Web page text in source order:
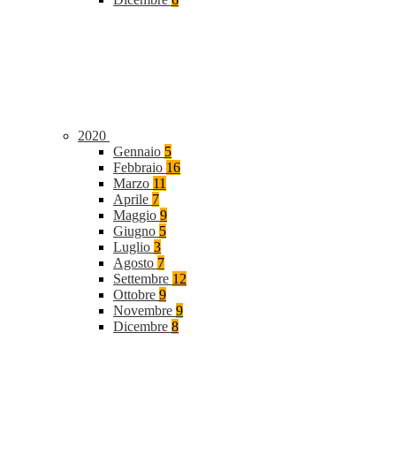
2020
Gennaio 5
Febbraio 16
Marzo 11
Aprile 7
Maggio 9
Giugno 5
Luglio 3
Agosto 7
Settembre 12
Ottobre 9
Novembre 9
Dicembre 8